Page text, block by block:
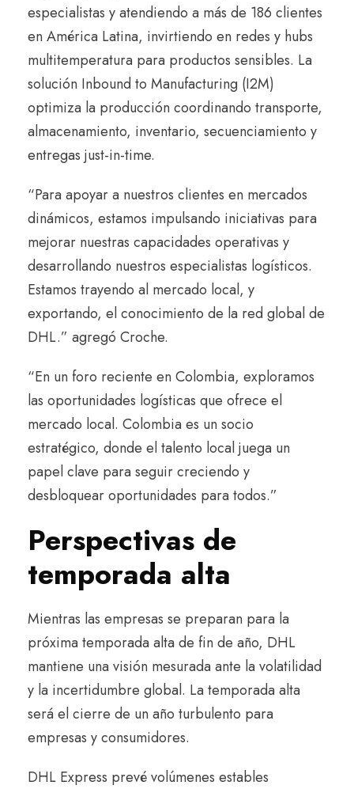
especialistas y atendiendo a más de 186 clientes
en América Latina, invirtiendo en redes y hubs
multitemperatura para productos sensibles. La
solución Inbound to Manufacturing (I2M)
optimiza la producción coordinando transporte,
almacenamiento, inventario, secuenciamiento y
entregas just-in-time.
“Para apoyar a nuestros clientes en mercados
dinámicos, estamos impulsando iniciativas para
mejorar nuestras capacidades operativas y
desarrollando nuestros especialistas logísticos.
Estamos trayendo al mercado local, y
exportando, el conocimiento de la red global de
DHL.” agregó Croche.
“En un foro reciente en Colombia, exploramos
las oportunidades logísticas que ofrece el
mercado local. Colombia es un socio
estratégico, donde el talento local juega un
papel clave para seguir creciendo y
desbloquear oportunidades para todos.”
Perspectivas de
temporada alta
Mientras las empresas se preparan para la
próxima temporada alta de fin de año, DHL
mantiene una visión mesurada ante la volatilidad
y la incertidumbre global. La temporada alta
será el cierre de un año turbulento para
empresas y consumidores.
DHL Express prevé volúmenes estables